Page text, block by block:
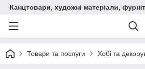
Канцтовари, художні матеріали,
Товари та послуги Хобі та